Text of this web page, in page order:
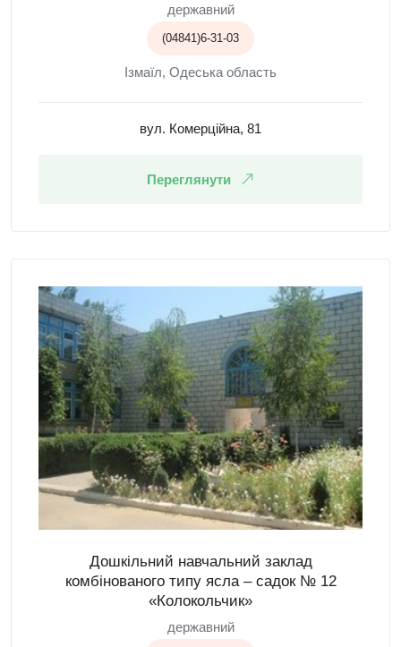
державний
(04841)6-31-03
Ізмаїл, Одеська область
вул. Комерційна, 81
Переглянути
Дошкільний навчальний заклад
комбінованого типу ясла – садок № 12
«Колокольчик»
державний